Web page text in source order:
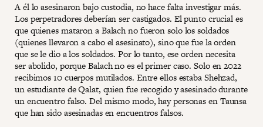
A él lo asesinaron bajo custodia, no hace falta investigar más.
Los perpetradores deberían ser castigados. El punto crucial es
que quienes mataron a Balach no fueron solo los soldados
(quienes llevaron a cabo el asesinato), sino que fue la orden
que se le dio a los soldados. Por lo tanto, ese orden necesita
ser abolido, porque Balach no es el primer caso. Solo en 2022
recibimos 10 cuerpos mutilados. Entre ellos estaba Shehzad,
un estudiante de Qalat, quien fue recogido y asesinado durante
un encuentro falso. Del mismo modo, hay personas en Taunsa
que han sido asesinadas en encuentros falsos.